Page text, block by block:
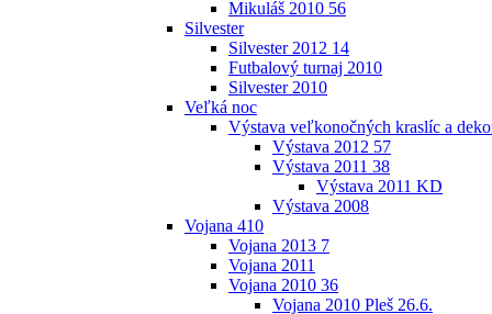
Mikuláš 2010 56
Silvester
Silvester 2012 14
Futbalový turnaj 2010
Silvester 2010
Veľká noc
Výstava veľkonočných kraslíc a
Výstava 2012 57
Výstava 2011 38
Výstava 2011 KD
Výstava 2008
Vojana 410
Vojana 2013 7
Vojana 2011
Vojana 2010 36
Vojana 2010 Pleš 26.6.